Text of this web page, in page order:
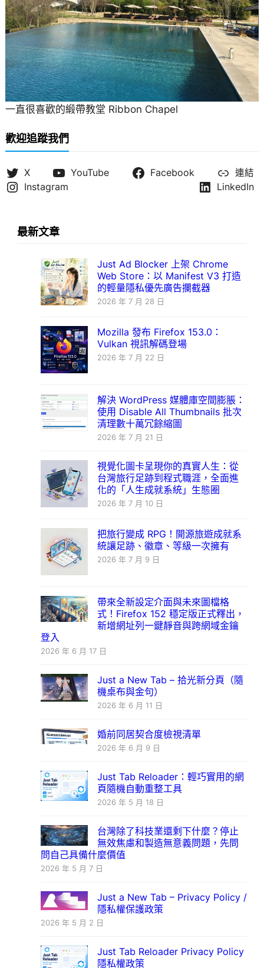
一直很喜歡的緞帶教堂 Ribbon Chapel
歡迎追蹤我們
X YouTube Facebook
連結
Instagram
LinkedIn
最新文章
Just Ad Blocker 上架 Chrome
Web Store：以 Manifest V3 打造
的輕量隱私優先廣告攔截器
2026 年 7 月 28 日
Mozilla 發布 Firefox 153.0：
Vulkan 視訊解碼登場
2026 年 7 月 22 日
解決 WordPress 媒體庫空間膨脹：
使用 Disable All Thumbnails 批次
清理數十萬冗餘縮圖
2026 年 7 月 21 日
視覺化圖卡呈現你的真實人生：從
台灣旅行足跡到程式職涯，全面進
化的「人生成就系統」生態圈
2026 年 7 月 10 日
把旅行變成 RPG！開源旅遊成就系
統讓足跡、徽章、等級一次擁有
2026 年 7 月 9 日
帶來全新設定介面與未來圖檔格
式！Firefox 152 穩定版正式釋出，
新增網址列一鍵靜音與跨網域金鑰
登入
2026 年 6 月 17 日
Just a New Tab – 拾光新分頁（隨
機桌布與金句）
2026 年 6 月 11 日
婚前同居契合度檢視清單
2026 年 6 月 9 日
Just Tab Reloader：輕巧實用的網
頁隨機自動重整工具
2026 年 5 月 18 日
台灣除了科技業還剩下什麼？停止
無效焦慮和製造無意義問題，先問
問自己具備什麼價值
2026 年 5 月 7 日
Just a New Tab – Privacy Policy /
隱私權保護政策
2026 年 5 月 2 日
Just Tab Reloader Privacy Policy
隱私權政策